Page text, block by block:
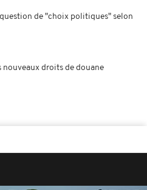
de "choix politiques" selon
nouveaux droits de douane